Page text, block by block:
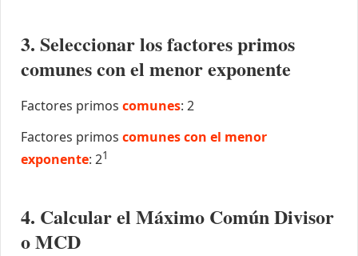
3. Seleccionar los factores primos
comunes con el menor exponente
Factores primos comunes: 2
Factores primos comunes con el menor
exponente: 21
4. Calcular el Máximo Común Divisor
o MCD